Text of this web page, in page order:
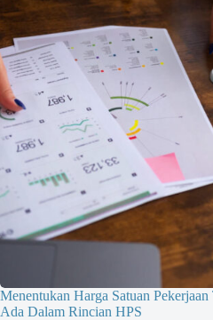
Menentukan Harga Satuan
Ada Dalam Rincian HPS